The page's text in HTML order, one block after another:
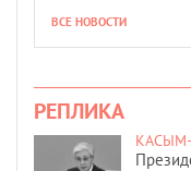
ВСЕ НОВОСТИ
РЕПЛИКА